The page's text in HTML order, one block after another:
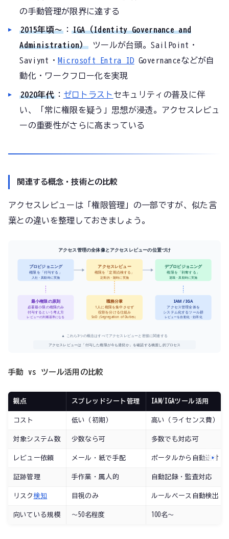
の手動管理が限界に達する
2015年頃〜：IGA（Identity Governance and
Administration）ツールが台頭。SailPoint・
Saviynt・ Microsoft Entra ID Governanceなどが自
動化・ワークフロー化を実現
2020年代： ゼロトラスト セキュリティの普及に伴
い、「常に権限を疑う」思想が浸透。アクセスレビュ
ーの重要性がさらに高まっている
関連する概念・技術との比較
アクセスレビューは「権限管理」の一部ですが、似た言
葉との違いを整理しておきましょう。
アクセス管理の全体像とアクセスレビューの位置づけ
プロビジョニング
権限を「付与する」
入社・異動時に実施
アクセスレビュー
権限を「定期点検する」
定期的・随時に実施
デプロビジョニング
権限を「剥奪する」
退職・異動時に実施
最小権限の原則
必要最小限の権限のみ
付与するという考え方
レビューの判断基準になる
職務分掌
1人に権限を集中させず
役割を分ける仕組み
SoD（Segregation of Duties）
IAM / IGA
アクセス管理全体を
システム化するツール群
レビューを自動化・効率化
▲ これら3つの概念はすべてアクセスレビューと密接に関連する
アクセスレビューは「付与した権限が今も適切か」を確認する橋渡し的プロセス
手動 vs ツール活用の比較
観点 スプレッドシート管理 IAM/IGAツール活用
コスト 低い（初期） 高い（ライセンス費）
対象システム数 少数なら可 多数でも対応可
レビュー依頼 メール・紙で手配 ポータルから自動送付
証跡管理 手作業・属人的 自動記録・監査対応
リスク 検知 目視のみ ルールベース自動検出
向いている規模 〜50名程度 100名〜